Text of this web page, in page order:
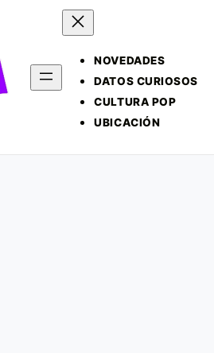
NOVEDADES
DATOS CURIOSOS
CULTURA POP
UBICACIÓN